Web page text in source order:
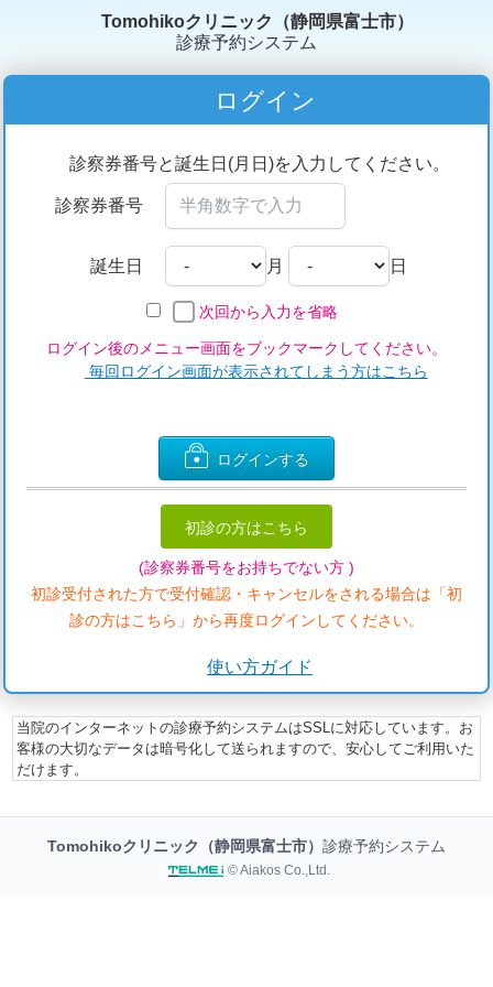
Tomohikoクリニック（静岡県富士市）
診療予約システム
ログイン
診察券番号と誕生日(月日)を入力してください。
診察券番号
誕生日 月 日
次回から入力を省略
ログイン後のメニュー画面をブックマークしてください。
毎回ログイン画面が表示されてしまう方はこちら
ログインする
初診の方はこちら
(診察券番号をお持ちでない方 )
初診受付された方で受付確認・キャンセルをされる場合は「初
診の方はこちら」から再度ログインしてください。
使い方ガイド
当院のインターネットの診療予約システムはSSLに対応しています。お
客様の大切なデータは暗号化して送られますので、安心してご利用いた
だけます。
Tomohikoクリニック（静岡県富士市） 診療予約システム
© Aiakos Co.,Ltd.